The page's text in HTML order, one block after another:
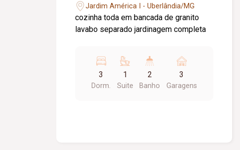
Jardim América I - Uberlândia/MG
cozinha toda em bancada de granito
lavabo separado jardinagem completa
3
Dorm.
1
Suite
2
Banho
3
Garagens